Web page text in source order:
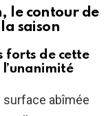
le contour de
saison
forts de cette
surface abîmée